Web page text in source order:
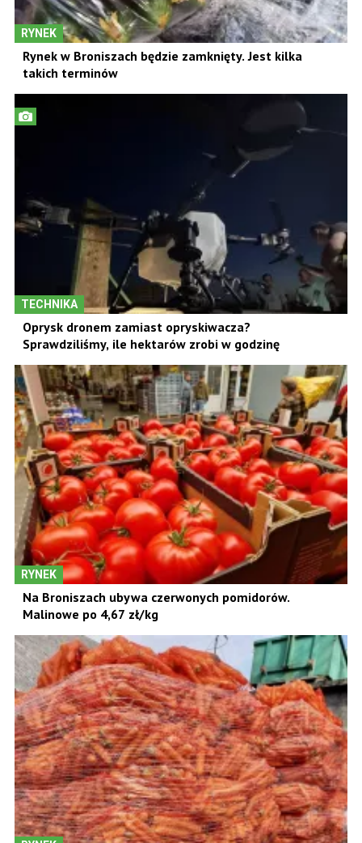
RYNEK
Rynek w Broniszach będzie zamknięty. Jest kilka
takich terminów
TECHNIKA
Oprysk dronem zamiast opryskiwacza?
Sprawdziliśmy, ile hektarów zrobi w godzinę
RYNEK
Na Broniszach ubywa czerwonych pomidorów.
Malinowe po 4,67 zł/kg